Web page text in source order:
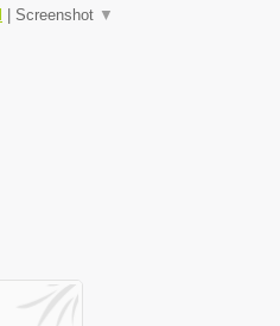
Screenshot ▼